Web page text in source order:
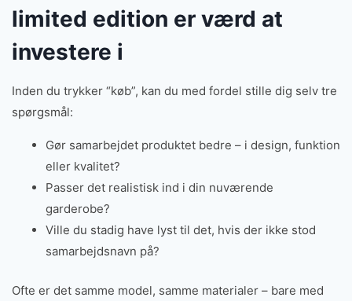
limited edition er værd at
investere i
Inden du trykker “køb”, kan du med fordel stille dig selv tre
spørgsmål:
Gør samarbejdet produktet bedre – i design, funktion
eller kvalitet?
Passer det realistisk ind i din nuværende
garderobe?
Ville du stadig have lyst til det, hvis der ikke stod
samarbejdsnavn på?
Ofte er det samme model, samme materialer – bare med